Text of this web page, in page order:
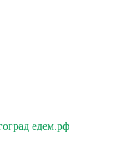
едем.рф